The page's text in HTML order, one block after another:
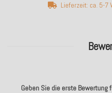
Geben Sie die erste Bewertung
Lieferzeit: ca. 5-7